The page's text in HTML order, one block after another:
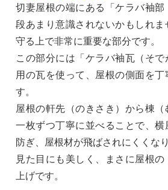
切妻屋根の端にある「ケラバ袖
段あまり意識されないかもしれま
守る上で非常に重要な部分です。
この部分には「ケラバ袖瓦（そ
用の瓦を使って、屋根の側面を丁
す。
屋根の軒先（のきさき）から棟（
一枚ずつ丁寧に並べることで、横
防ぎ、屋根材が飛ばされにくくなり
見た目にも美しく、まさに屋根
上げです。